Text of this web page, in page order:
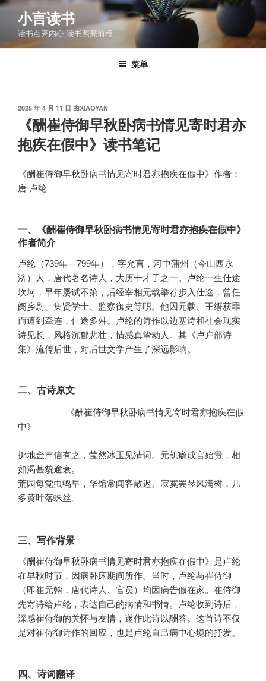
跳
容
小言读书
读书点亮内心 读书照亮前程
菜单
发
2025 年 4 月 11 日 由XIAOYAN
《酬崔侍御早秋卧病书情见寄时君亦
抱疾在假中》读书笔记
《酬崔侍御早秋卧病书情见寄时君亦抱疾在假中》作者：
唐 卢纶
一、《酬崔侍御早秋卧病书情见寄时君亦抱疾在假中》
作者简介
卢纶（739年—799年），字允言，河中蒲州（今山西永
济）人，唐代著名诗人，大历十才子之一。卢纶一生仕途
坎坷，早年屡试不第，后经宰相元载举荐步入仕途，曾任
阌乡尉、集贤学士、监察御史等职。他因元载、王缙获罪
而遭到牵连，仕途多舛。卢纶的诗作以边塞诗和社会现实
诗见长，风格沉郁悲壮，情感真挚动人。其《卢户部诗
集》流传后世，对后世文学产生了深远影响。
二、古诗原文
中》
掷地金声信有之，莹然冰玉见清词。元凯癖成官始贵，相
如渴甚貌逾衰。
荒园每觉虫鸣早，华馆常闻客散迟。寂寞罢琴风满树，几
多黄叶落蛛丝。
三、写作背景
《酬崔侍御早秋卧病书情见寄时君亦抱疾在假中》是卢纶
在早秋时节，因病卧床期间所作。当时，卢纶与崔侍御
（即崔元翰，唐代诗人、官员）均因病告假在家。崔侍御
先寄诗给卢纶，表达自己的病情和书情。卢纶收到诗后，
深感崔侍御的关怀与友情，遂作此诗以酬答。这首诗不仅
是对崔侍御诗作的回应，也是卢纶自己病中心境的抒发。
四、诗词翻译